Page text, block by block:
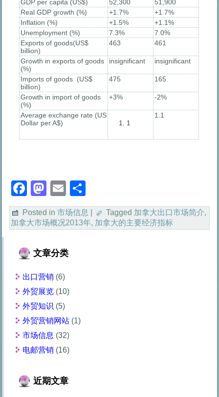
GDP per capita (US$)
52,300
51,900
Real GDP growth (%)
+1.7%
+1.7%
Inflation (%)
+1.5%
+1.1%
Unemployment (%)
7.3%
7.0%
Exports of goods(US$
billion)
463 461
Growth in exports of goods
(%)
insignificant insignificant
Imports of goods (US$
billion)
475 165
Growth in import of goods
(%)
+3% -2%
Average exchange rate (US
Dollar per A$)
1
1.1
Facebook
Mastodon
Email
享
Posted in 市场信息 Tagged 加拿大出口市场简介,
加拿大市场概况2013年, 加拿大的主要经济指标
文章分类
出口营销 (6)
外贸展览 (10)
外贸知识 (5)
外贸营销网站 (1)
市场信息 (32)
电邮营销 (16)
近期文章